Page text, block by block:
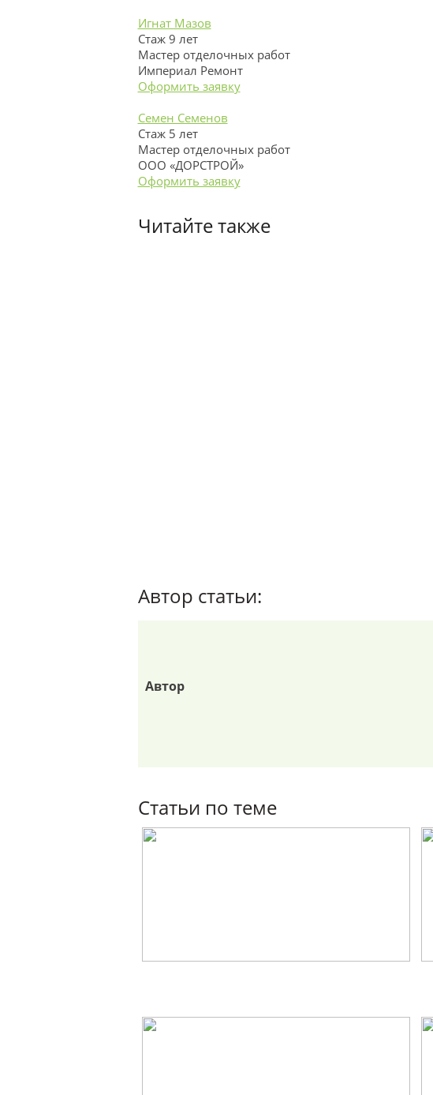
Игнат Мазов
Стаж 9 лет
Мастер отделочных работ
Империал Ремонт
Оформить заявку
Семен Семенов
Стаж 5 лет
Мастер отделочных работ
ООО «ДОРСТРОЙ»
Оформить заявку
Читайте также
Автор статьи:
Автор
Статьи по теме